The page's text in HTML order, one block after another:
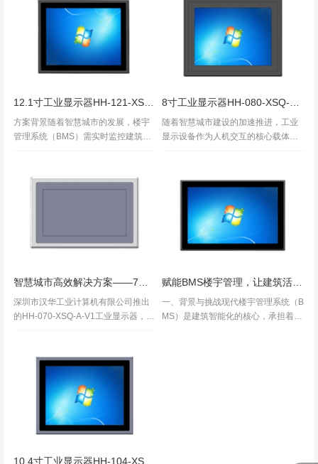
12.1寸工业显示器HH-121-XSQ-A-V1赋能BMS楼宇管理解决方案：让建筑“活起来”
方案背景随着智慧城市的发展，楼宇
管理系统（BMS）需实时监控建筑内
直接影响系统的稳定性和操作效率。
8寸工业显示器HH-080-XSQ-A-V1驱动智慧城市高效运维的可靠之选
随着智慧城市建设的加速推进，工业
显示设备作为人机交互的核心载体，
工业计算机有限公司推出的HH-080-X
SQ-A-V1工业显示器，凭借其...
深圳市汉华工业计算机有限公司推出
的HH-070-XSQ-A-V1工业显示器，凭
备。以下为具体应用案例及核心优势
分析：应用场景与解决方案智...
一、背景与挑战现代楼宇管理系统（B
MS）是建筑智能化的核心，承担着能